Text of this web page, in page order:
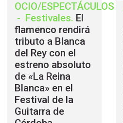
OCIO/ESPECTÁCULOS
- Festivales. El
flamenco rendirá
tributo a Blanca
del Rey con el
estreno absoluto
de «La Reina
Blanca» en el
Festival de la
Guitarra de